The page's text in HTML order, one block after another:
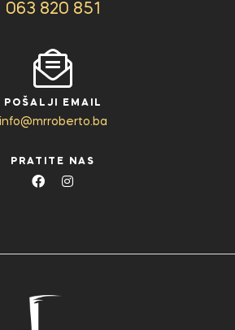
063 820 851
POŠALJI EMAIL
info@mrroberto.ba
PRATITE NAS